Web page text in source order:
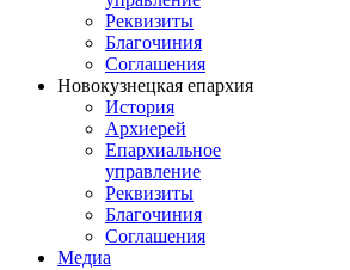
Реквизиты
Благочиния
Соглашения
Новокузнецкая епархия
История
Архиерей
Епархиальное
управление
Реквизиты
Благочиния
Соглашения
Медиа